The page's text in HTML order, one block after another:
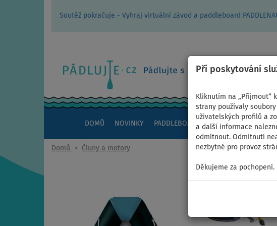
Soutěž pokračuje - Vyhraj virtuální závod a paddleboard
Při poskytování
Kliknutím na „Přijmout“
strany používaly
uživatelských profilů a
a další informace
odmítnout. Odmítnutí
nezbytné pro provoz
Děkujeme za pochopení.
DOMŮ NOVINKY PADDLEBOARDY KAJAKY ČLUNY A
Domů > Čluny a motory